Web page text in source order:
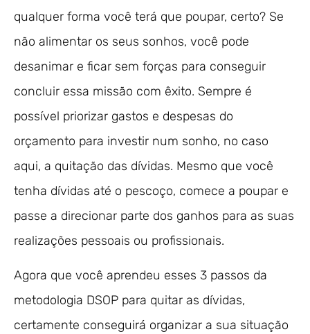
qualquer forma você terá que poupar, certo? Se
não alimentar os seus sonhos, você pode
desanimar e ficar sem forças para conseguir
concluir essa missão com êxito. Sempre é
possível priorizar gastos e despesas do
orçamento para investir num sonho, no caso
aqui, a quitação das dívidas. Mesmo que você
tenha dívidas até o pescoço, comece a poupar e
passe a direcionar parte dos ganhos para as suas
realizações pessoais ou profissionais.
Agora que você aprendeu esses 3 passos da
metodologia DSOP para quitar as dívidas,
certamente conseguirá organizar a sua situação